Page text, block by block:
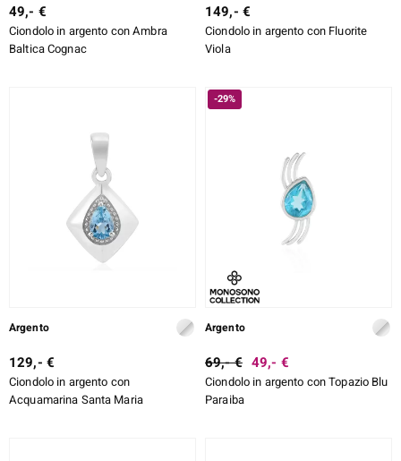
49,- €
Ciondolo in argento con Ambra
Baltica Cognac
149,- €
Ciondolo in argento con Fluorite
Viola
Argento
129,- €
Ciondolo in argento con
Acquamarina Santa Maria
-29%
Argento
69,- € 49,- €
Ciondolo in argento con Topazio Blu
Paraiba